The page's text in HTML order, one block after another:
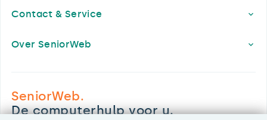
Contact & Service
Over SeniorWeb
SeniorWeb.
De computerhulp voor u.